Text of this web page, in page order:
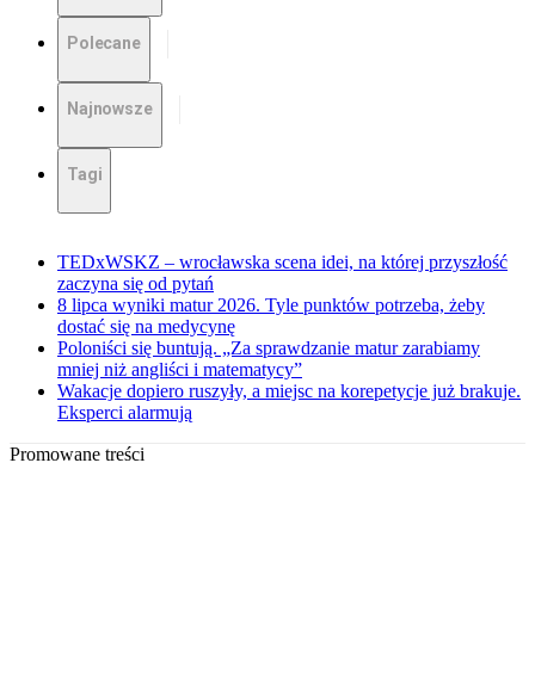
Polecane
Najnowsze
Tagi
TEDxWSKZ – wrocławska scena idei, na której przyszłość
zaczyna się od pytań
8 lipca wyniki matur 2026. Tyle punktów potrzeba, żeby
dostać się na medycynę
Poloniści się buntują. „Za sprawdzanie matur zarabiamy
mniej niż angliści i matematycy”
Wakacje dopiero ruszyły, a miejsc na korepetycje już brakuje.
Eksperci alarmują
Promowane treści